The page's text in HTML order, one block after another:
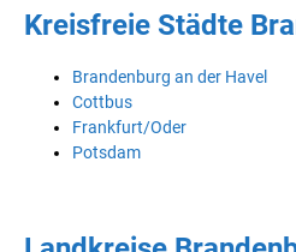
Kreisfreie Städte
Brandenburg an der Havel
Cottbus
Frankfurt/Oder
Potsdam